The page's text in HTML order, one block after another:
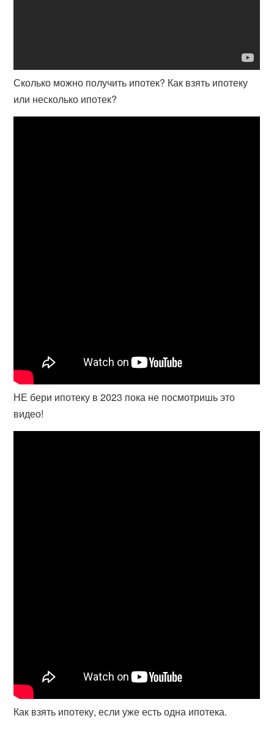
Сколько можно получить ипотек? Как взять ипотеку
или несколько ипотек?
НЕ бери ипотеку в 2023 пока не посмотришь это
видео!
Как взять ипотеку, если уже есть одна ипотека.